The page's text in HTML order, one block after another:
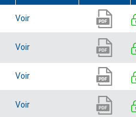
Voir
Voir
Voir
Voir